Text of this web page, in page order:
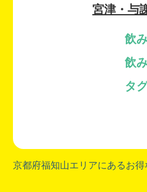
宮津・与
飲
飲
タ
京都府福知山エリアにあるお